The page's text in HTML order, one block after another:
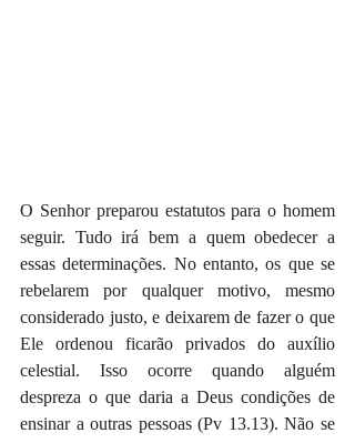
O Senhor preparou estatutos para o homem
seguir. Tudo irá bem a quem obedecer a
essas determinações. No entanto, os que se
rebelarem por qualquer motivo, mesmo
considerado justo, e deixarem de fazer o que
Ele ordenou ficarão privados do auxílio
celestial. Isso ocorre quando alguém
despreza o que daria a Deus condições de
ensinar a outras pessoas (Pv 13.13). Não se